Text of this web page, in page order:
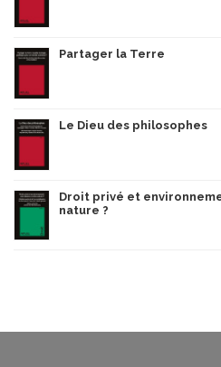
Partager la Terre
Le Dieu des philosophes
Droit privé et
nature ?